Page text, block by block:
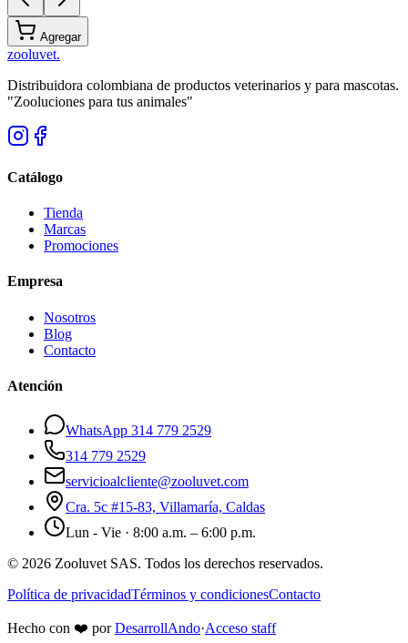
Agregar
zooluvet.
Distribuidora colombiana de productos veterinarios y para mascotas.
"Zooluciones para tus animales"
Catálogo
Tienda
Marcas
Promociones
Empresa
Nosotros
Blog
Contacto
Atención
WhatsApp 314 779 2529
314 779 2529
servicioalcliente@zooluvet.com
Cra. 5c #15-83, Villamaría, Caldas
Lun - Vie · 8:00 a.m. – 6:00 p.m.
© 2026 Zooluvet SAS. Todos los derechos reservados.
Política de privacidadTérminos y condicionesContacto
Hecho con ❤️ por DesarrollAndo·Acceso staff